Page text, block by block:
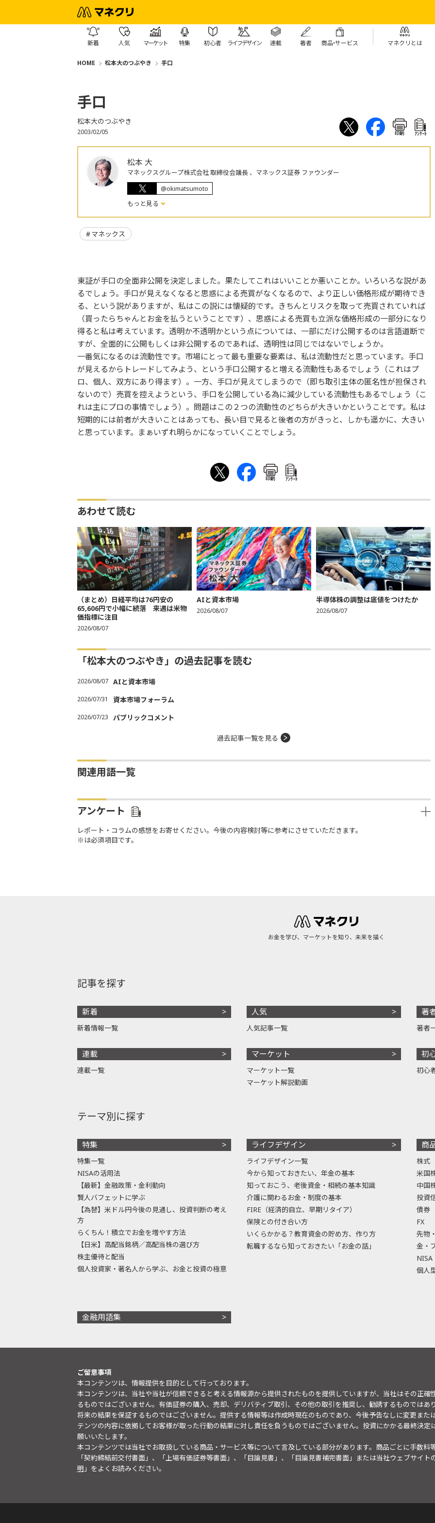
新着 人気 マーケット 特集 初心者 ライフデザイン 連載 著者 商品・サービス マネクリとは
HOME 松本大のつぶやき 手口
手口
松本大のつぶやき
2003/02/05 印刷 ｱﾝｹｰﾄ
松本 大
マネックスグループ株式会社 取締役会議長 、マネックス証券 ファウンダー
@okimatsumoto
もっと見る
マネックス
東証が手口の全面非公開を決定しました。果たしてこれはいいことか悪いことか。いろいろな説があ
るでしょう。手口が見えなくなると思惑による売買がなくなるので、より正しい価格形成が期待でき
る、という説がありますが、私はこの説には懐疑的です。きちんとリスクを取って売買されていれば
（買ったらちゃんとお金を払うということです）、思惑による売買も立派な価格形成の一部分になり
得ると私は考えています。透明か不透明かという点については、一部にだけ公開するのは言語道断で
すが、全面的に公開もしくは非公開するのであれば、透明性は同じではないでしょうか。
一番気になるのは流動性です。市場にとって最も重要な要素は、私は流動性だと思っています。手口
が見えるからトレードしてみよう、という手口公開すると増える流動性もあるでしょう（これはプ
ロ、個人、双方にあり得ます）。一方、手口が見えてしまうので（即ち取引主体の匿名性が担保され
ないので）売買を控えようという、手口を公開している為に減少している流動性もあるでしょう（こ
れは主にプロの事情でしょう）。問題はこの２つの流動性のどちらが大きいかということです。私は
短期的には前者が大きいことはあっても、長い目で見ると後者の方がきっと、しかも遥かに、大きい
と思っています。まぁいずれ明らかになっていくことでしょう。
印刷 ｱﾝｹｰﾄ
あわせて読む
（まとめ）日経平均は76円安の
65,606円で小幅に続落 来週は米物
価指標に注目
2026/08/07
AIと資本市場
2026/08/07
半導体株の調整は底値をつけたか
2026/08/07
「松本大のつぶやき」の過去記事を読む
2026/08/07 AIと資本市場
2026/07/31 資本市場フォーラム
2026/07/23 パブリックコメント
過去記事一覧を見る
関連用語一覧
アンケート
レポート・コラムの感想をお寄せください。今後の内容検討等に参考にさせていただきます。
※は必須項目です。
お金を学び、マーケットを知り、未来を描く
記事を探す
新着
新着情報一覧
連載
連載一覧
人気
人気記事一覧
マーケット
マーケット一覧
マーケット解説動画
著
著者
初
初心
テーマ別に探す
特集
特集一覧
NISAの活用法
【最新】金融政策・金利動向
賢人バフェットに学ぶ
【為替】米ドル円今後の見通し、投資判断の考え
方
らくちん！積立でお金を増やす方法
【日米】高配当銘柄／高配当株の選び方
株主優待と配当
個人投資家・著名人から学ぶ、お金と投資の極意
ライフデザイン
ライフデザイン一覧
今から知っておきたい、年金の基本
知っておこう、老後資金・相続の基本知識
介護に関わるお金・制度の基本
FIRE（経済的自立、早期リタイア）
保険との付き合い方
いくらかかる？教育資金の貯め方、作り方
転職するなら知っておきたい「お金の話」
商
株式
米国
中国
投資
債券
FX
先物
金・
NISA
個人
金融用語集
ご留意事項
本コンテンツは、情報提供を目的として行っております。
本コンテンツは、当社や当社が信頼できると考える情報源から提供されたものを提供していますが、当社はその正
るものではございません。有価証券の購入、売却、デリバティブ取引、その他の取引を推奨し、勧誘するものではあ
将来の結果を保証するものではございません。提供する情報等は作成時現在のものであり、今後予告なしに変更また
テンツの内容に依拠してお客様が取った行動の結果に対し責任を負うものではございません。投資にかかる最終決
願いいたします。
本コンテンツでは当社でお取扱している商品・サービス等について言及している部分があります。商品ごとに手数料
「契約締結前交付書面」、「上場有価証券等書面」、「目論見書」、「目論見書補完書面」または当社ウェブサイト
明 」をよくお読みください。